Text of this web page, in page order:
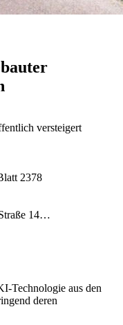
versteigert
2378
14…
Technologie aus den
deren